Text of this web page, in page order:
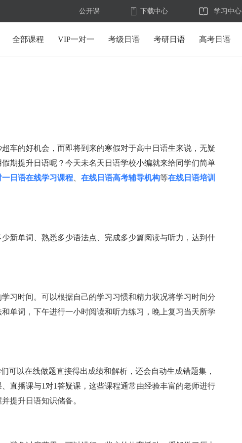
公开课 下载中心 学习中心
全部课程 VIP一对一 考级日语 考研日语 高考日语
车的好机会，而即将到来的寒假对于高中日语生来说，无疑
期提升日语呢？今天未名天日语学校小编就来给同学们简单
一日语在线学习课程 在线日语高考辅导机构等在线日语培训
新单词、熟悉多少语法点、完成多少篇阅读与听力，达到什
习时间。可以根据自己的学习习惯和精力状况将学习时间分
单词，下午进行一小时阅读和听力练习，晚上复习当天所学
可以在线做题直接得出成绩和解析，还会自动生成错题集，
直播课与1对1答疑课，这些课程通常由经验丰富的老师进行
提升日语知识储备。